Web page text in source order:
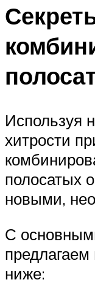
Используя
хитрости
полосатых
новыми,
С
ниже: